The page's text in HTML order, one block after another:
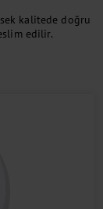
kalitede doğru
edilir.